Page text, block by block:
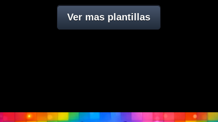
Ver mas plantillas